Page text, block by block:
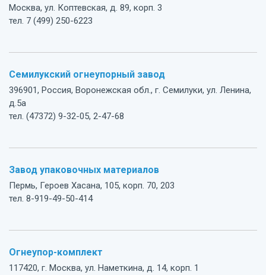
Москва, ул. Коптевская, д. 89, корп. 3
тел. 7 (499) 250-6223
Семилукский огнеупорный завод
396901, Россия, Воронежская обл., г. Семилуки, ул. Ленина,
д.5а
тел. (47372) 9-32-05, 2-47-68
Завод упаковочных материалов
Пермь, Героев Хасана, 105, корп. 70, 203
тел. 8-919-49-50-414
Огнеупор-комплект
117420, г. Москва, ул. Наметкина, д. 14, корп. 1